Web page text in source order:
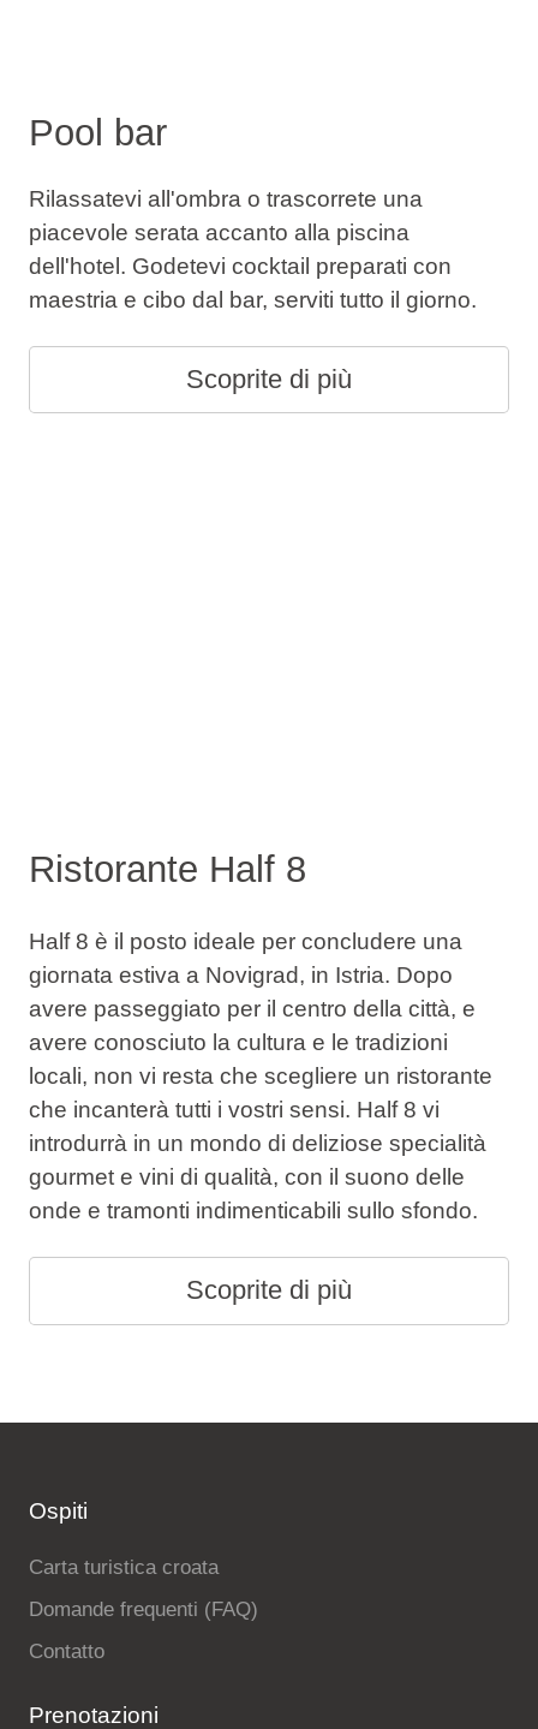
Pool bar
Rilassatevi all'ombra o trascorrete una
piacevole serata accanto alla piscina
dell'hotel. Godetevi cocktail preparati con
maestria e cibo dal bar, serviti tutto il giorno.
Scoprite di più
Ristorante Half 8
Half 8 è il posto ideale per concludere una
giornata estiva a Novigrad, in Istria. Dopo
avere passeggiato per il centro della città, e
avere conosciuto la cultura e le tradizioni
locali, non vi resta che scegliere un ristorante
che incanterà tutti i vostri sensi. Half 8 vi
introdurrà in un mondo di deliziose specialità
gourmet e vini di qualità, con il suono delle
onde e tramonti indimenticabili sullo sfondo.
Scoprite di più
Ospiti
Carta turistica croata
Domande frequenti (FAQ)
Contatto
Prenotazioni